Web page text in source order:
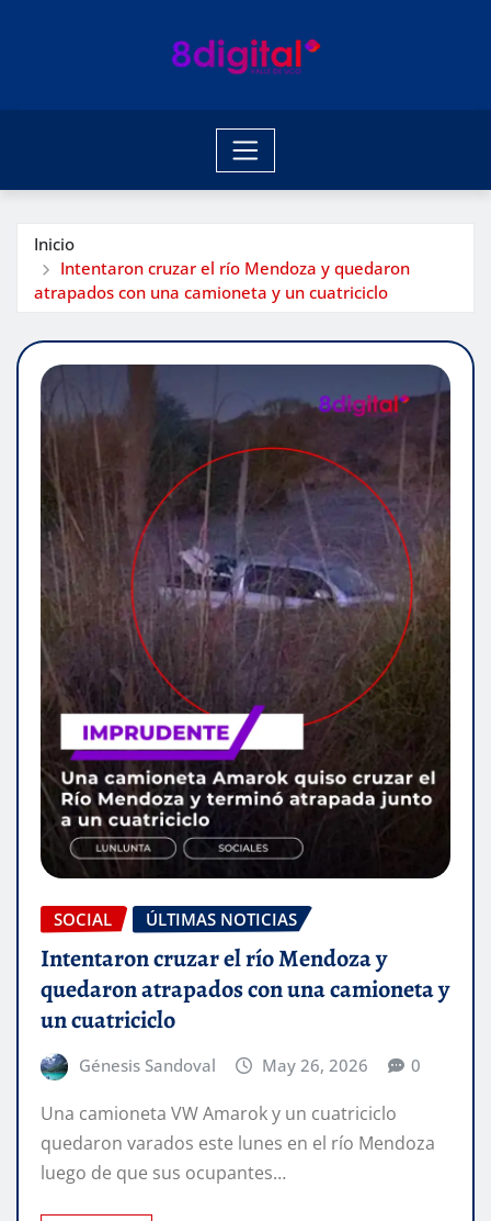
Inicio
Intentaron cruzar el río Mendoza y quedaron
atrapados con una camioneta y un cuatriciclo
SOCIAL ÚLTIMAS NOTICIAS
Intentaron cruzar el río Mendoza y
quedaron atrapados con una camioneta y
un cuatriciclo
Génesis Sandoval May 26, 2026 0
Una camioneta VW Amarok y un cuatriciclo
quedaron varados este lunes en el río Mendoza
luego de que sus ocupantes…